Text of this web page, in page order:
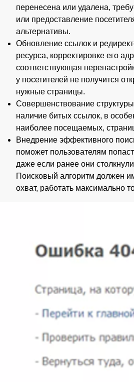
перенесена или удалена,
или предоставление
альтернативы.
Обновление ссылок и
ресурса, корректировке его
соответствующая
у посетителей не получится
нужные страницы.
Совершенствование
наличие битых ссылок, в
наиболее посещаемых,
Внедрение эффективного
поможет пользователям
даже если ранее они
Поисковый алгоритм должен
охват, работать максимально